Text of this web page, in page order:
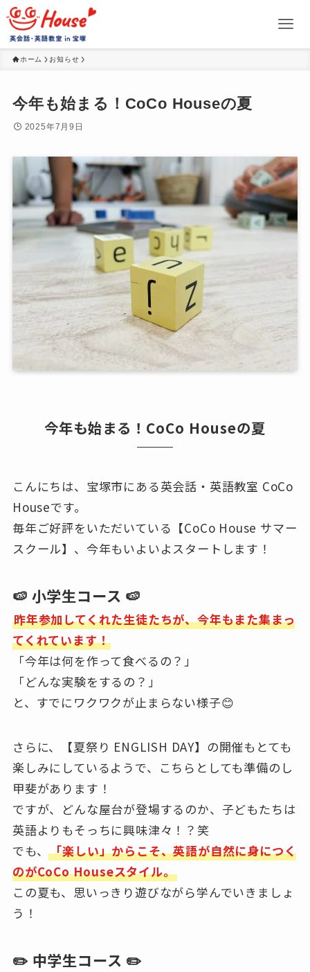
ホーム お知らせ
今年も始まる！CoCo Houseの夏
2025年7月9日
今年も始まる！CoCo Houseの夏
こんにちは、宝塚市にある英会話・英語教室 CoCo
Houseです。
毎年ご好評をいただいている【CoCo House サマー
スクール】、今年もいよいよスタートします！
🍉 小学生コース 🍉
昨年参加してくれた生徒たちが、今年もまた集まっ
てくれています！
「今年は何を作って食べるの？」
「どんな実験をするの？」
と、すでにワクワクが止まらない様子😊
さらに、【夏祭り ENGLISH DAY】の開催もとても
楽しみにしているようで、こちらとしても準備のし
甲斐があります！
ですが、どんな屋台が登場するのか、子どもたちは
英語よりもそっちに興味津々！？笑
でも、「楽しい」からこそ、英語が自然に身につく
のがCoCo Houseスタイル。
この夏も、思いっきり遊びながら学んでいきましょ
う！
✏️ 中学生コース ✏️